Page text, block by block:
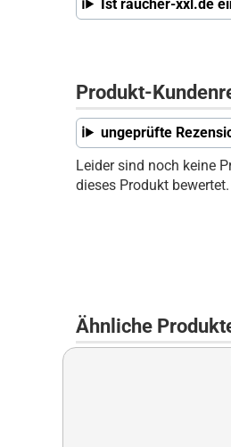
Ist raucher-xxl.de
Produkt-
ungeprüfte
Leider sind noch keine
dieses Produkt bewertet.
Ähnliche